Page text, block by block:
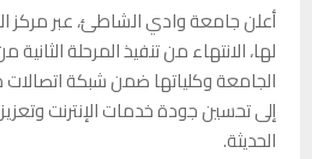
أعلن جامعة وادي الشاطئ، عبر مركز
لها، الانتهاء من تنفيذ المرحلة
الجامعة وكلياتها ضمن شبكة
إلى تحسين جودة خدمات الإنترنت
الحديثة.